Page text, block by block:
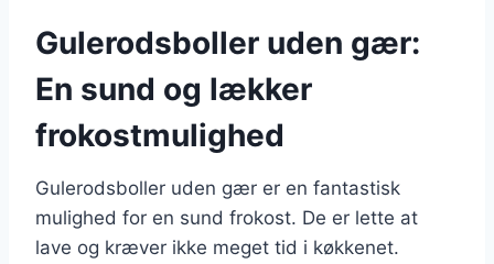
Gulerodsboller uden gær:
En sund og lækker
frokostmulighed
Gulerodsboller uden gær er en fantastisk
mulighed for en sund frokost. De er lette at
lave og kræver ikke meget tid i køkkenet.